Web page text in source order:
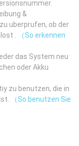
&
uberprufen, ob der
.
（So erkennen
das System neu
oder Akku
zu benutzen, die in
（So benutzen Sie